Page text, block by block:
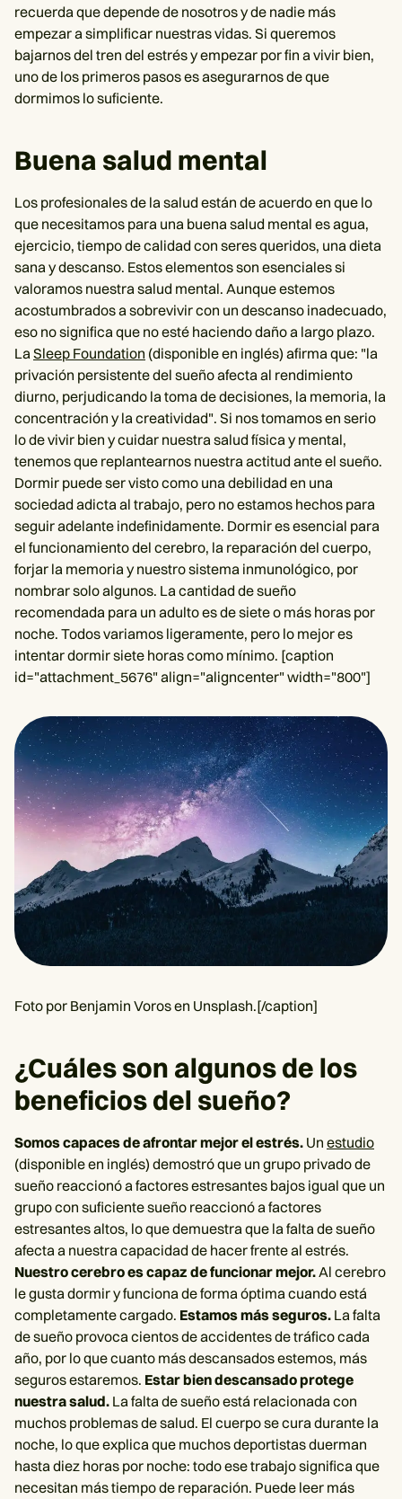
recuerda que depende de nosotros y de nadie más
empezar a simplificar nuestras vidas. Si queremos
bajarnos del tren del estrés y empezar por fin a vivir bien,
uno de los primeros pasos es asegurarnos de que
dormimos lo suficiente.
Buena salud mental
Los profesionales de la salud están de acuerdo en que lo
que necesitamos para una buena salud mental es agua,
ejercicio, tiempo de calidad con seres queridos, una dieta
sana y descanso. Estos elementos son esenciales si
valoramos nuestra salud mental. Aunque estemos
acostumbrados a sobrevivir con un descanso inadecuado,
eso no significa que no esté haciendo daño a largo plazo.
LaSleep Foundation (disponible en inglés) afirma que: "la
privación persistente del sueño afecta al rendimiento
diurno, perjudicando la toma de decisiones, la memoria, la
concentración y la creatividad". Si nos tomamos en serio
lo de vivir bien y cuidar nuestra salud física y mental,
tenemos que replantearnos nuestra actitud ante el sueño.
Dormir puede ser visto como una debilidad en una
sociedad adicta al trabajo, pero no estamos hechos para
seguir adelante indefinidamente. Dormir es esencial para
el funcionamiento del cerebro, la reparación del cuerpo,
forjar la memoria y nuestro sistema inmunológico, por
nombrar solo algunos. La cantidad de sueño
recomendada para un adulto es de siete o más horas por
noche. Todos variamos ligeramente, pero lo mejor es
intentar dormir siete horas como mínimo. [caption
id="attachment_5676" align="aligncenter" width="800"]
Foto por Benjamin Voros en Unsplash.[/caption]
¿Cuáles son algunos de los
beneficios del sueño?
Somos capaces de afrontar mejor el estrés. Un estudio
(disponible en inglés) demostró que un grupo privado de
sueño reaccionó a factores estresantes bajos igual que un
grupo con suficiente sueño reaccionó a factores
estresantes altos, lo que demuestra que la falta de sueño
afecta a nuestra capacidad de hacer frente al estrés.
Nuestro cerebro es capaz de funcionar mejor.Al cerebro
le gusta dormir y funciona de forma óptima cuando está
completamente cargado. Estamos más seguros. La falta
de sueño provoca cientos de accidentes de tráfico cada
año, por lo que cuanto más descansados estemos, más
seguros estaremos. Estar bien descansado protege
nuestra salud. La falta de sueño está relacionada con
muchos problemas de salud. El cuerpo se cura durante la
noche, lo que explica que muchos deportistas duerman
hasta diez horas por noche: todo ese trabajo significa que
necesitan más tiempo de reparación. Puede leer más